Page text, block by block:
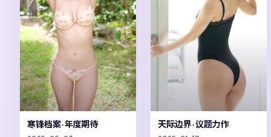
寒锋档案·年度期待 天际边界·议题力作